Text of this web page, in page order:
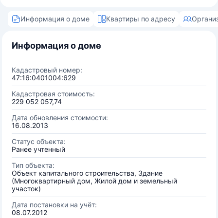
Информация о доме Квартиры по адресу
Информация о доме
Кадастровый номер:
47:16:0401004:629
Кадастровая стоимость:
229 052 057,74
Дата обновления стоимости:
16.08.2013
Статус объекта:
Ранее учтенный
Тип объекта:
Объект капитального строительства, Здание
(Многоквартирный дом, Жилой дом и земельный
участок)
Дата постановки на учёт:
08.07.2012